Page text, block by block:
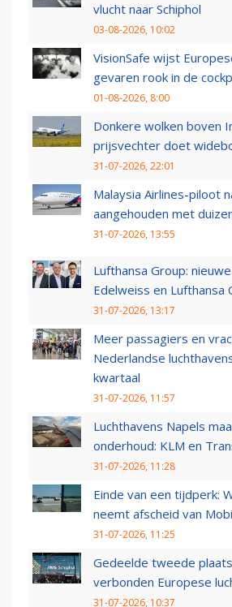
vlucht naar Schiphol
03-08-2026, 10:02
VisionSafe wijst
gevaren rook in de
01-08-2026, 8:00
Donkere wolken boven
prijsvechter doet
31-07-2026, 22:01
Malaysia Airlines-piloot
aangehouden met
31-07-2026, 13:55
Lufthansa Group:
Edelweiss en Lufthansa
31-07-2026, 13:17
Meer passagiers en
Nederlandse
kwartaal
31-07-2026, 11:57
Luchthavens Napels
onderhoud: KLM en
31-07-2026, 11:28
Einde van een tijdperk:
neemt afscheid van
31-07-2026, 11:25
Gedeelde tweede
verbonden Europese
31-07-2026, 10:37